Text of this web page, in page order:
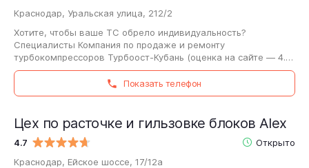
Краснодар, Уральская улица, 212/2
Хотите, чтобы ваше ТС обрело индивидуальность?
Специалисты Компания по продаже и ремонту
турбокомпрессоров Турбоост-Кубань (оценка на сайте — 4.9)
будут рады помочь с этим. Им вы сможете задать…
Показать телефон
4.7 Открыто
Цех по расточке и гильзовке блоков Alex
Краснодар, Ейское шоссе, 17/12а